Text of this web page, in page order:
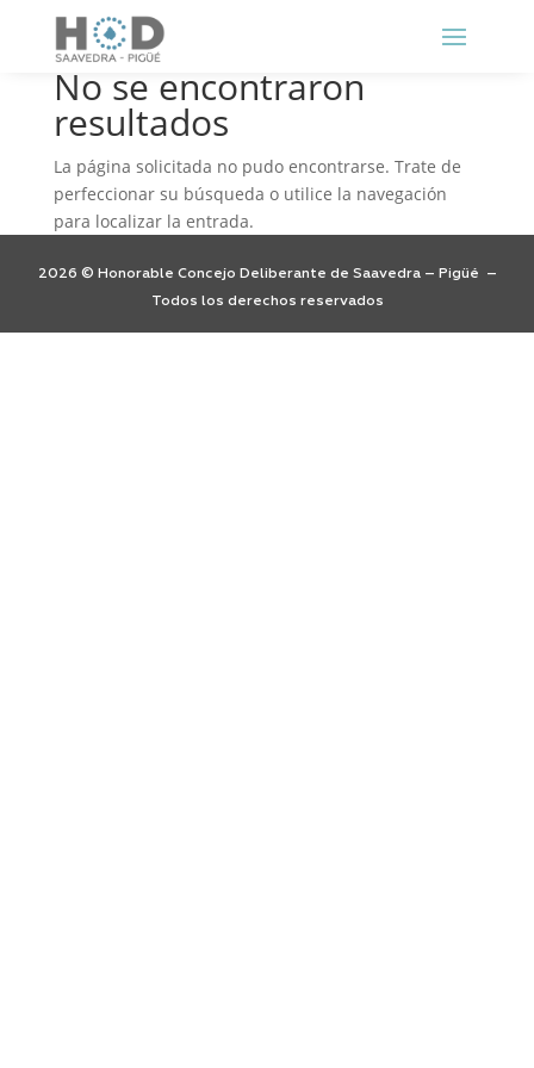
No se encontraron
resultados
La página solicitada no pudo encontrarse. Trate de
perfeccionar su búsqueda o utilice la navegación
para localizar la entrada.
2026 © Honorable Concejo Deliberante de Saavedra – Pigüé –
Todos los derechos reservados